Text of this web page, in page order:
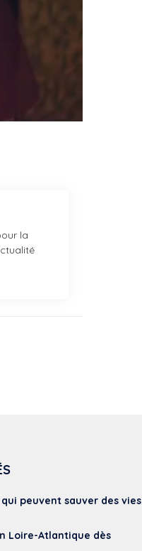
la
peuvent sauver des vies
Loire-Atlantique dès